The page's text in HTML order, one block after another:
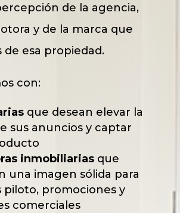
de la agencia,
y de la marca que
de esa propiedad.
con:
que desean elevar la
sus anuncios y captar
inmobiliariasque
una imagen sólida para
piloto, promociones y
comerciales